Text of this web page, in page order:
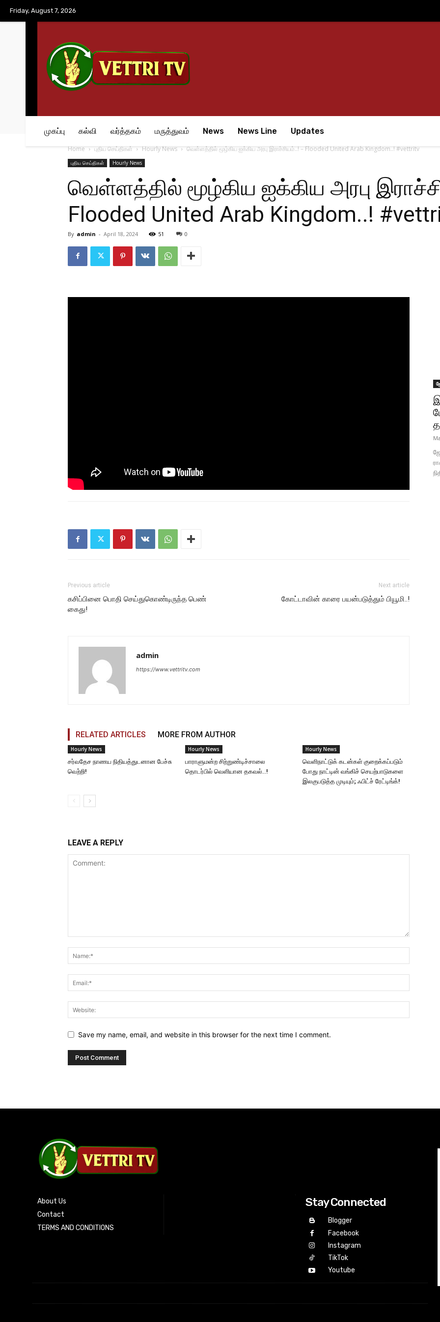
Friday, August 7, 2026
முகப்பு கல்வி வர்த்தகம் மருத்துவம் News News Line Updates
Home புதிய செய்திகள் Hourly News வெள்ளத்தில் மூழ்கிய ஐக்கிய அரபு இராச்சியம்..! – Flooded United Arab Kingdom..! #vettritv
புதிய செய்திகள் Hourly News
வெள்ளத்தில் மூழ்கிய ஐக்கிய அரபு
Flooded United Arab Kingdom..!
By admin - April 18, 2024 51 0
Previous article
கசிப்பினை பொதி செய்துகொண்டிருந்த பெண்
கைது!
Next article
கோட்டாவின் காரை பயன்படுத்தும் பியூமி..!
admin
https://www.vettritv.com
RELATED ARTICLES MORE FROM AUTHOR
Hourly News
சர்வதேச நாணய நிதியத்துடனான பேச்சு
வெற்றி!
Hourly News
பாராளுமன்ற சிற்றுண்டிச்சாலை
தொடர்பில் வெளியான தகவல்..!
Hourly News
வெளிநாட்டுக் கடன்கள் குறைக்கப்படும்
போது நாட்டின் வங்கிச் செயற்பாடுகளை
இலகுபடுத்த முடியும்; ஃபிட்ச் ரேட்டிங்க்!
LEAVE A REPLY
Save my name, email, and website in this browser for the next time I comment.
About Us
Contact
TERMS AND CONDITIONS
Stay Connected
Blogger
Facebook
Instagram
TikTok
Youtube